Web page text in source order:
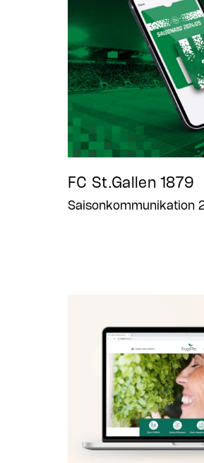
FC St.Gallen 1879
Saisonkommunikation